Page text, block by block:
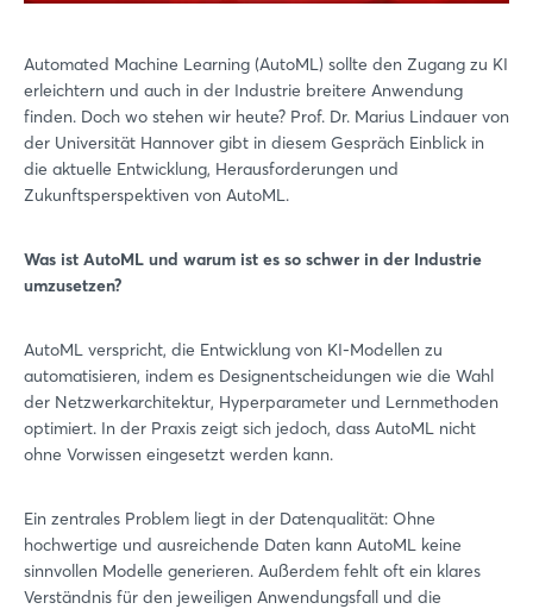
Automated Machine Learning (AutoML) sollte den Zugang zu KI
erleichtern und auch in der Industrie breitere Anwendung
finden. Doch wo stehen wir heute? Prof. Dr. Marius Lindauer von
der Universität Hannover gibt in diesem Gespräch Einblick in
die aktuelle Entwicklung, Herausforderungen und
Zukunftsperspektiven von AutoML.
Was ist AutoML und warum ist es so schwer in der Industrie
umzusetzen?
AutoML verspricht, die Entwicklung von KI-Modellen zu
automatisieren, indem es Designentscheidungen wie die Wahl
der Netzwerkarchitektur, Hyperparameter und Lernmethoden
optimiert. In der Praxis zeigt sich jedoch, dass AutoML nicht
ohne Vorwissen eingesetzt werden kann.
Ein zentrales Problem liegt in der Datenqualität: Ohne
hochwertige und ausreichende Daten kann AutoML keine
sinnvollen Modelle generieren. Außerdem fehlt oft ein klares
Verständnis für den jeweiligen Anwendungsfall und die